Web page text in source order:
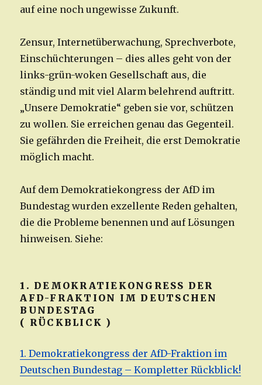
auf eine noch ungewisse Zukunft.
Zensur, Internetüberwachung, Sprechverbote,
Einschüchterungen – dies alles geht von der
links-grün-woken Gesellschaft aus, die
ständig und mit viel Alarm belehrend auftritt.
„Unsere Demokratie“ geben sie vor, schützen
zu wollen. Sie erreichen genau das Gegenteil.
Sie gefährden die Freiheit, die erst Demokratie
möglich macht.
Auf dem Demokratiekongress der AfD im
Bundestag wurden exzellente Reden gehalten,
die die Probleme benennen und auf Lösungen
hinweisen. Siehe:
1. DEMOKRATIEKONGRESS DER
AFD-FRAKTION IM DEUTSCHEN
BUNDESTAG
( RÜCKBLICK )
1. Demokratiekongress der AfD-Fraktion im
Deutschen Bundestag – Kompletter Rückblick!